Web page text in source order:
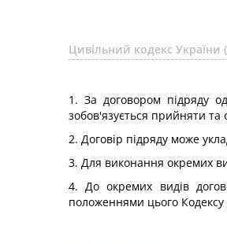
Цивільний кодекс
1. За договором підряду
зобов'язується прийняти
2. Договір підряду може
3. Для виконання окремих
4. До окремих видів
положеннями цього Кодексу